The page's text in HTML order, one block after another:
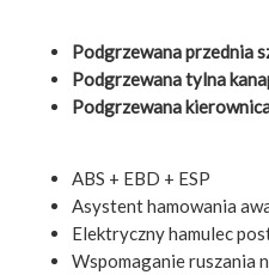
Podgrzewana przednia
Podgrzewana tylna
Podgrzewana
ABS + EBD + ESP
Asystent hamowania
Elektryczny hamulec
Wspomaganie ruszania